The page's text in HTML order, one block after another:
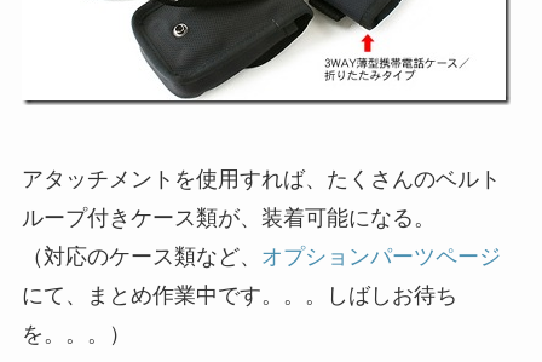
アタッチメントを使用すれば、たくさんのベルト
ループ付きケース類が、装着可能になる。
（対応のケース類など、 オプションパーツページ
にて、まとめ作業中です。。。しばしお待ち
を。。。）